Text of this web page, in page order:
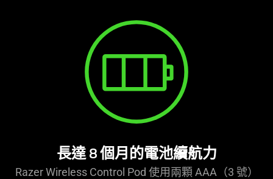
長達 8 個月的電池續航力
Razer Wireless Control Pod 使用兩顆 AAA（3 號）